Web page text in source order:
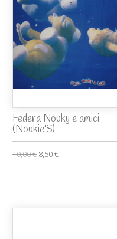
Federa Nouky e amici
(Noukie'S)
10,00 € 8,50 €